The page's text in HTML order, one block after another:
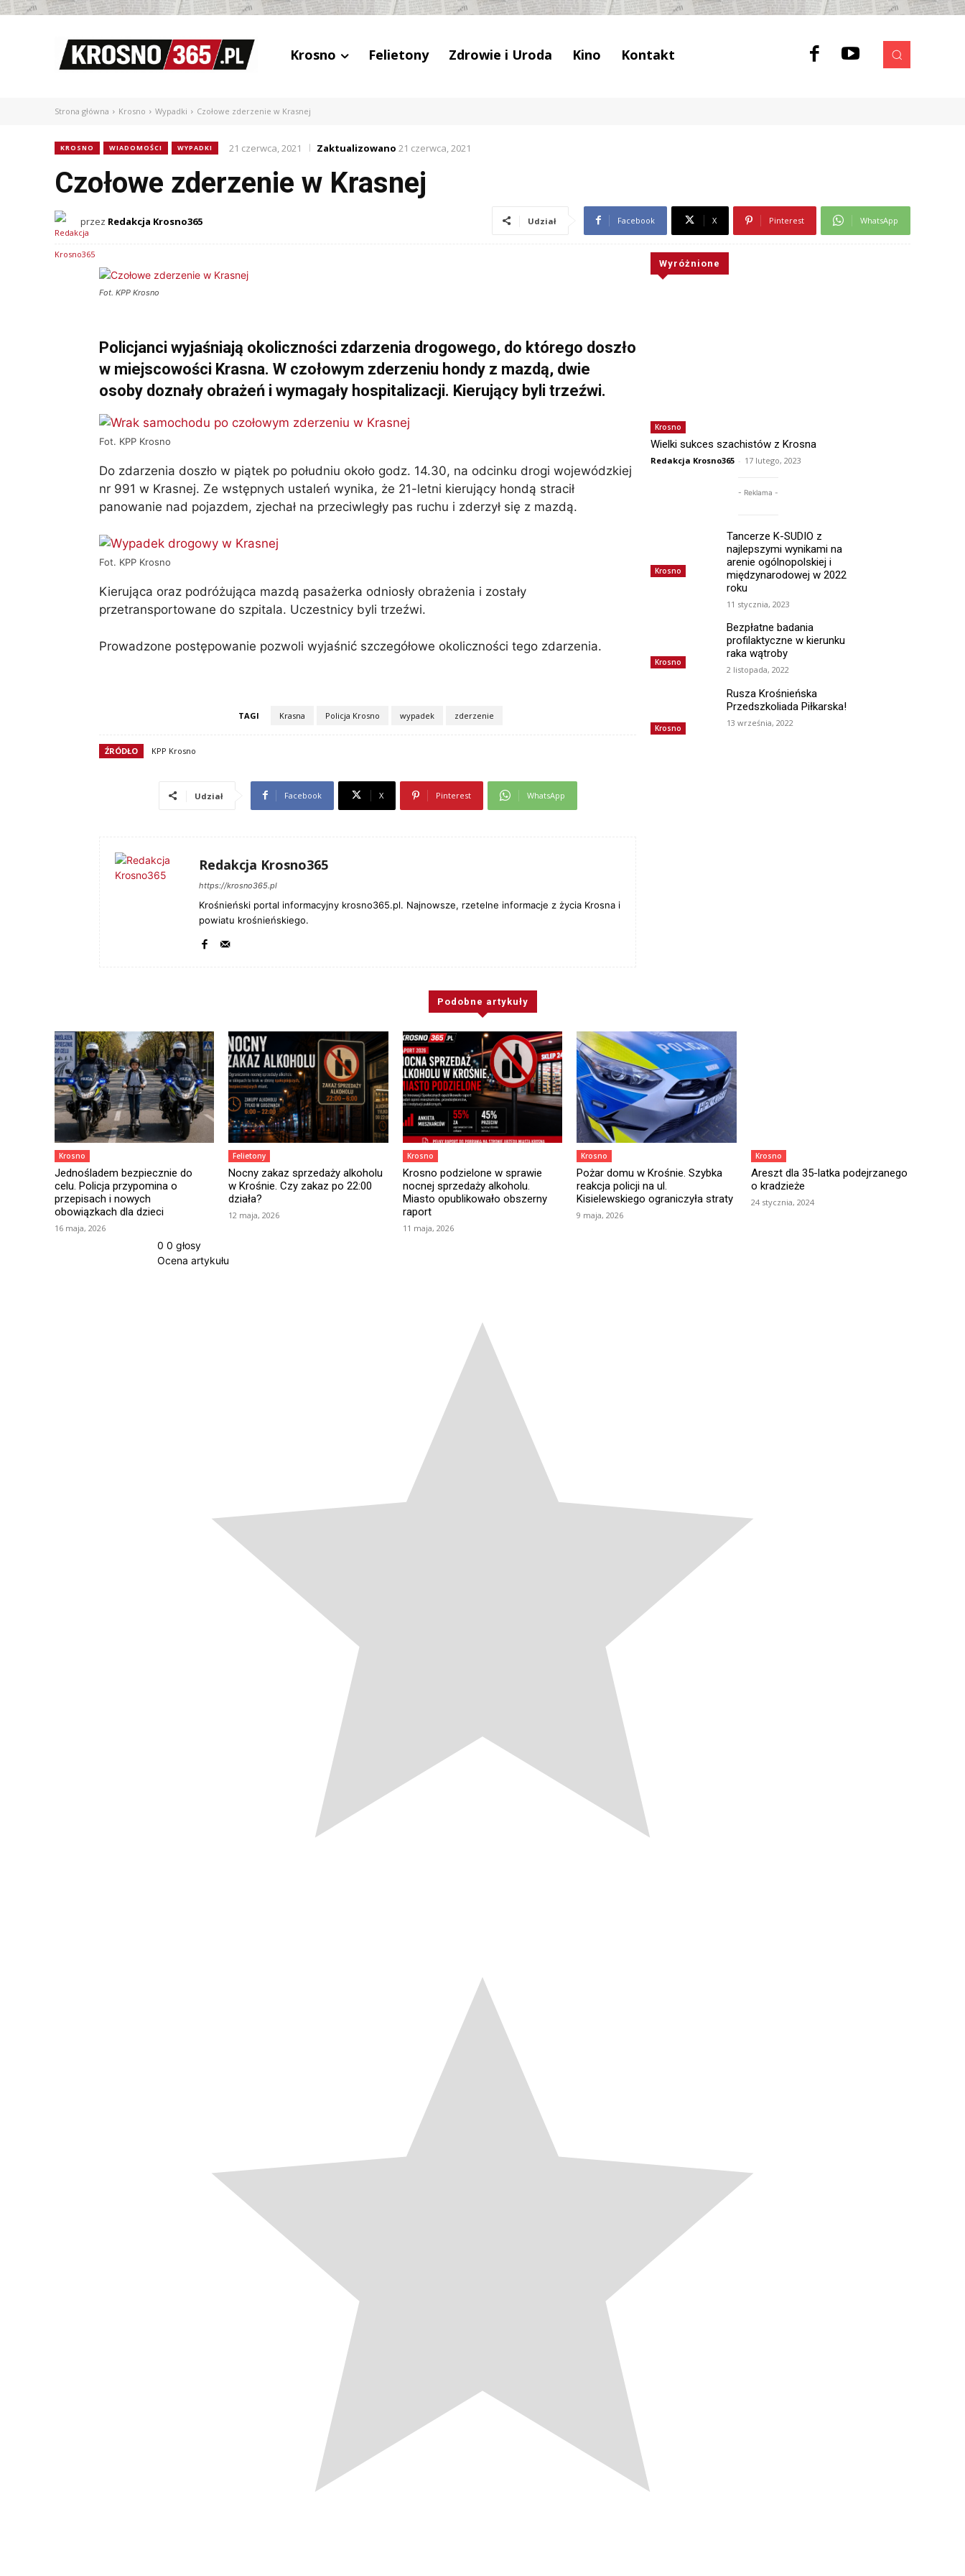
Krosno Felietony Zdrowie i Uroda Kino Kontakt
Strona główna Krosno Wypadki Czołowe zderzenie w Krasnej
KROSNO WIADOMOŚCI WYPADKI 21 czerwca, 2021 Zaktualizowano 21 czerwca, 2021
Czołowe zderzenie w Krasnej
przez Redakcja Krosno365 Udział Facebook X Pinterest WhatsApp
Fot. KPP Krosno
Policjanci wyjaśniają okoliczności zdarzenia drogowego, do którego doszło
w miejscowości Krasna. W czołowym zderzeniu hondy z mazdą, dwie
osoby doznały obrażeń i wymagały hospitalizacji. Kierujący byli trzeźwi.
Fot. KPP Krosno
Do zdarzenia doszło w piątek po południu około godz. 14.30, na odcinku drogi wojewódzkiej
nr 991 w Krasnej. Ze wstępnych ustaleń wynika, że 21-letni kierujący hondą stracił
panowanie nad pojazdem, zjechał na przeciwległy pas ruchu i zderzył się z mazdą.
Fot. KPP Krosno
Kierująca oraz podróżująca mazdą pasażerka odniosły obrażenia i zostały
przetransportowane do szpitala. Uczestnicy byli trzeźwi.
Prowadzone postępowanie pozwoli wyjaśnić szczegółowe okoliczności tego zdarzenia.
TAGI Krasna Policja Krosno wypadek zderzenie
ŹRÓDŁO KPP Krosno
Udział Facebook X Pinterest WhatsApp
Redakcja Krosno365
https://krosno365.pl
Krośnieński portal informacyjny krosno365.pl. Najnowsze, rzetelne informacje z życia Krosna i
powiatu krośnieńskiego.
Wyróżnione
Krosno
Wielki sukces szachistów z Krosna
Redakcja Krosno365 - 17 lutego, 2023
- Reklama -
Krosno
Tancerze K-SUDIO z
najlepszymi wynikami na
arenie ogólnopolskiej i
międzynarodowej w 2022
roku
11 stycznia, 2023
Krosno
Bezpłatne badania
profilaktyczne w kierunku
raka wątroby
2 listopada, 2022
Krosno
Rusza Krośnieńska
Przedszkoliada Piłkarska!
13 września, 2022
Podobne artykuły
Krosno
Jednośladem bezpiecznie do
celu. Policja przypomina o
przepisach i nowych
obowiązkach dla dzieci
16 maja, 2026
Felietony
Nocny zakaz sprzedaży alkoholu
w Krośnie. Czy zakaz po 22:00
działa?
12 maja, 2026
Krosno
Krosno podzielone w sprawie
nocnej sprzedaży alkoholu.
Miasto opublikowało obszerny
raport
11 maja, 2026
Krosno
Pożar domu w Krośnie. Szybka
reakcja policji na ul.
Kisielewskiego ograniczyła straty
9 maja, 2026
Krosno
Areszt dla 35-latka podejrzanego
o kradzieże
24 stycznia, 2024
0 0 głosy
Ocena artykułu